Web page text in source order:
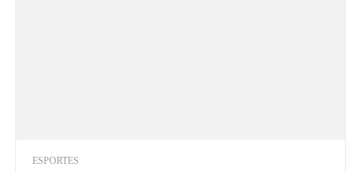
ESPORTES